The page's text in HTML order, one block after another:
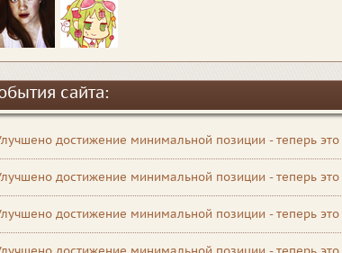
сайта:
достижение минимальной позиции - теперь это
достижение минимальной позиции - теперь это
достижение минимальной позиции - теперь это